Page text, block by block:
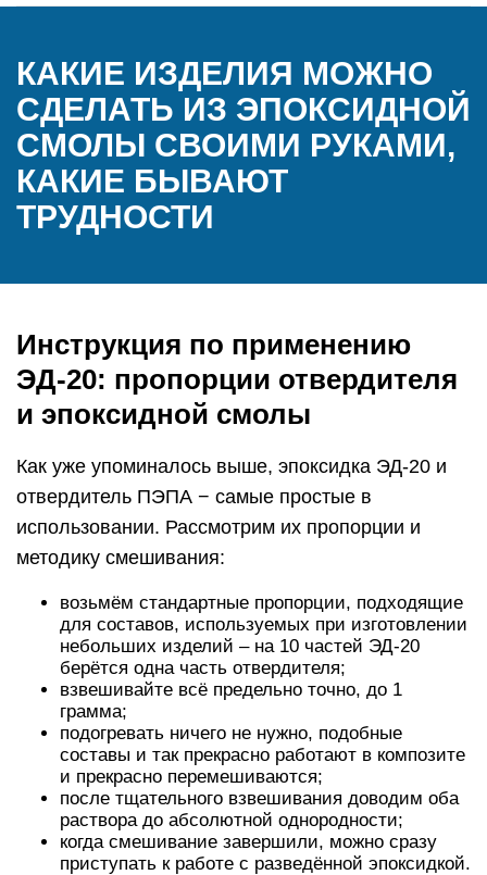
КАКИЕ ИЗДЕЛИЯ МОЖНО
СДЕЛАТЬ ИЗ ЭПОКСИДНОЙ
СМОЛЫ СВОИМИ РУКАМИ,
КАКИЕ БЫВАЮТ
ТРУДНОСТИ
Инструкция по применению
ЭД-20: пропорции отвердителя
и эпоксидной смолы
Как уже упоминалось выше, эпоксидка ЭД-20 и
отвердитель ПЭПА − самые простые в
использовании. Рассмотрим их пропорции и
методику смешивания:
возьмём стандартные пропорции, подходящие
для составов, используемых при изготовлении
небольших изделий – на 10 частей ЭД-20
берётся одна часть отвердителя;
взвешивайте всё предельно точно, до 1
грамма;
подогревать ничего не нужно, подобные
составы и так прекрасно работают в композите
и прекрасно перемешиваются;
после тщательного взвешивания доводим оба
раствора до абсолютной однородности;
когда смешивание завершили, можно сразу
приступать к работе с разведённой эпоксидкой.